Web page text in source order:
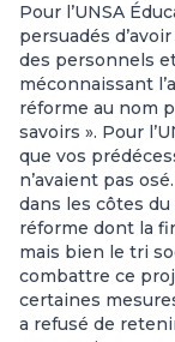
Pour l’UNSA
persuadés
des personnels
méconnaissant
réforme au nom
savoirs ». Pour
que vos
n’avaient pas
dans les côtes
réforme dont la
mais bien le tri
combattre ce
certaines
a refusé de